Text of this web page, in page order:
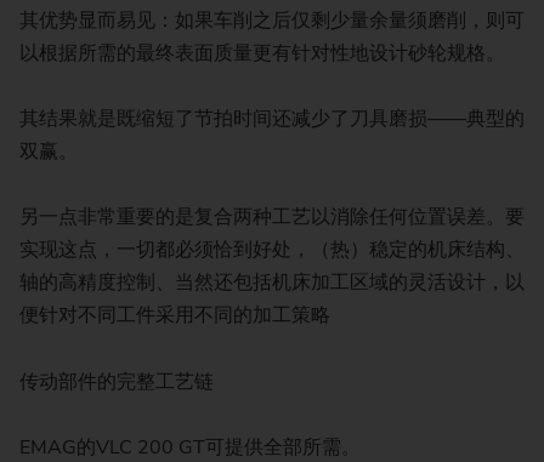
其优势显而易见：如果车削之后仅剩少量余量须磨削，则可
以根据所需的最终表面质量更有针对性地设计砂轮规格。
其结果就是既缩短了节拍时间还减少了刀具磨损——典型的
双赢。
另一点非常重要的是复合两种工艺以消除任何位置误差。要
实现这点，一切都必须恰到好处，（热）稳定的机床结构、
轴的高精度控制、当然还包括机床加工区域的灵活设计，以
便针对不同工件采用不同的加工策略
传动部件的完整工艺链
EMAG的VLC 200 GT可提供全部所需。